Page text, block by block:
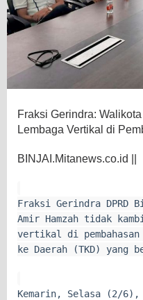
Fraksi Gerindra:
Lembaga Vertikal di
BINJAI.Mitanews.co.id ||
Fraksi Gerindra
Amir Hamzah tidak
vertikal di
ke Daerah (TKD) yang
Kemarin, Selasa (2/6),